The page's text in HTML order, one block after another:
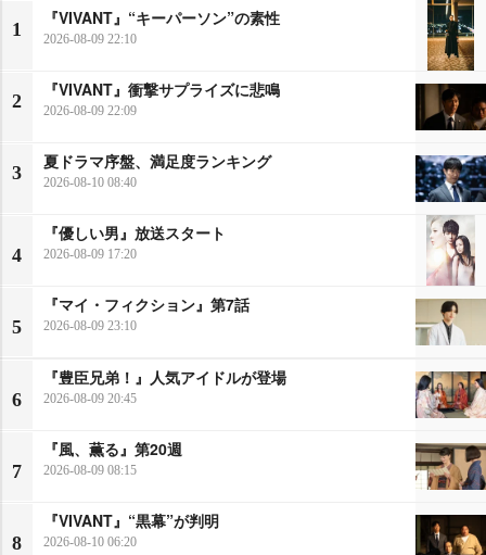
1
『VIVANT』“キーパーソン”の素性
2026-08-09 22:10
2
『VIVANT』衝撃サプライズに悲鳴
2026-08-09 22:09
3
夏ドラマ序盤、満足度ランキング
2026-08-10 08:40
4
『優しい男』放送スタート
2026-08-09 17:20
5
『マイ・フィクション』第7話
2026-08-09 23:10
6
『豊臣兄弟！』人気アイドルが登場
2026-08-09 20:45
7
『風、薫る』第20週
2026-08-09 08:15
8
『VIVANT』“黒幕”が判明
2026-08-10 06:20